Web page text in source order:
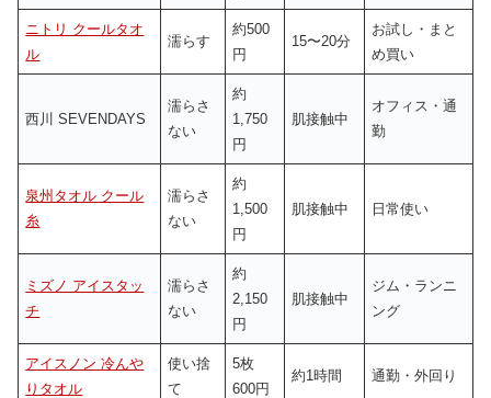
ニトリ クールタオ
ル
濡らす
約500
円
15〜20分
お試し・まと
め買い
西川 SEVENDAYS
濡らさ
ない
約
1,750
円
肌接触中
オフィス・通
勤
泉州タオル クール
糸
濡らさ
ない
約
1,500
円
肌接触中 日常使い
ミズノ アイスタッ
チ
濡らさ
ない
約
2,150
円
肌接触中
ジム・ランニ
ング
アイスノン 冷んや
りタオル
使い捨
て
5枚
600円
約1時間 通勤・外回り